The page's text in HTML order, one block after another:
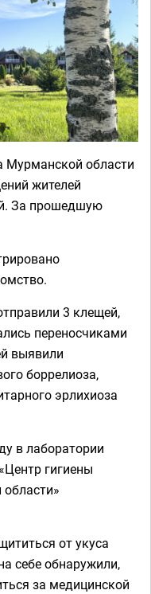
Мурманской области
жителей
За прошедшую
3 клещей,
переносчиками
выявили
боррелиоза,
эрлихиоза
в лаборатории
гигиены
от укуса
себе обнаружили,
за медицинской